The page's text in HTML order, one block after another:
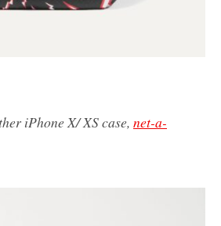
iPhone X/ XS case, net-a-